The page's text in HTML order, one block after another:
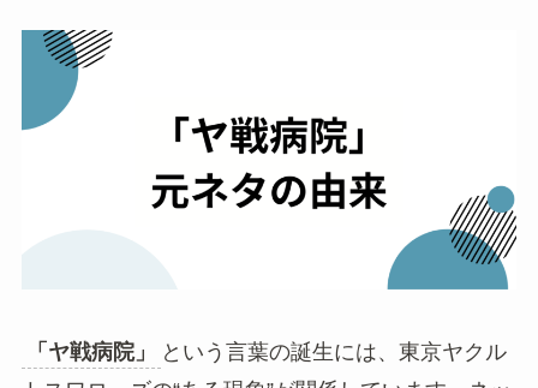
「ヤ戦病院」
という言葉の誕生には、東京ヤクル